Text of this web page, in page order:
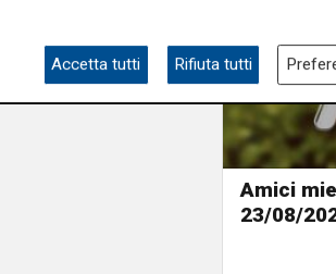
Amici
23/08/
Accetta tutti Rifiuta tutti